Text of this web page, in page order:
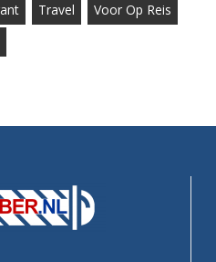
Travel
Voor Op Reis